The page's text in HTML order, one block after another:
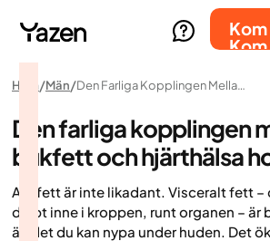
Hem Män Den Farliga Kopplingen Mellan Bukfett Och Hjärthälsa Hos Män
Den farliga kopplingen
bukfett och hjärthälsa
Allt fett är inte likadant. Visceralt fett –
djupt inne i kroppen, runt organen –
än det du kan nypa under huden. Det